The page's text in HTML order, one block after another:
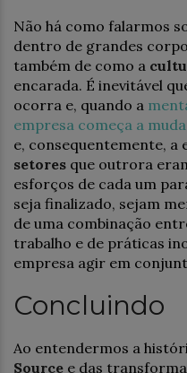
Não há como falarmos
dentro de grandes
também de como a
encarada. É inevitável
ocorra e, quando a
empresa começa a
e, consequentemente, a
setores que outrora
esforços de cada um
seja finalizado, sejam
de uma combinação
trabalho e de práticas
empresa agir em
Concluindo
Ao entendermos a
Source e das